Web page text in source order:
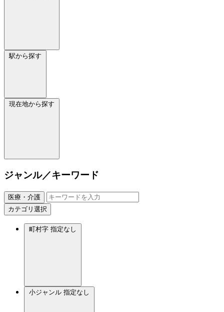
駅から探す
現在地から探す
ジャンル／キーワード
医療・介護
カテゴリ選択
町村字 指定なし
小ジャンル 指定なし